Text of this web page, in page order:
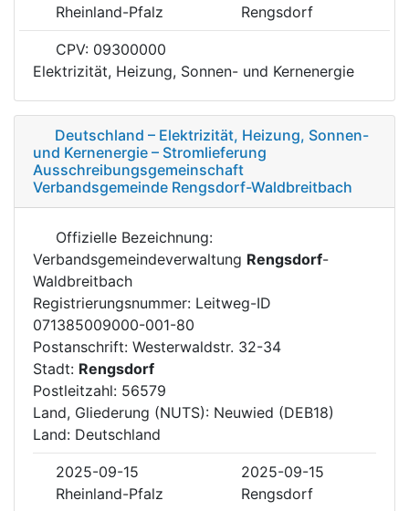
Rheinland-Pfalz
Rengsdorf
CPV: 09300000
Elektrizität, Heizung, Sonnen- und Kernenergie
Deutschland – Elektrizität, Heizung, Sonnen-
und Kernenergie – Stromlieferung
Ausschreibungsgemeinschaft
Verbandsgemeinde Rengsdorf-Waldbreitbach
Offizielle Bezeichnung:
Verbandsgemeindeverwaltung Rengsdorf-
Waldbreitbach
Registrierungsnummer: Leitweg-ID
071385009000-001-80
Postanschrift: Westerwaldstr. 32-34
Stadt: Rengsdorf
Postleitzahl: 56579
Land, Gliederung (NUTS): Neuwied (DEB18)
Land: Deutschland
2025-09-15
2025-09-15
Rheinland-Pfalz
Rengsdorf